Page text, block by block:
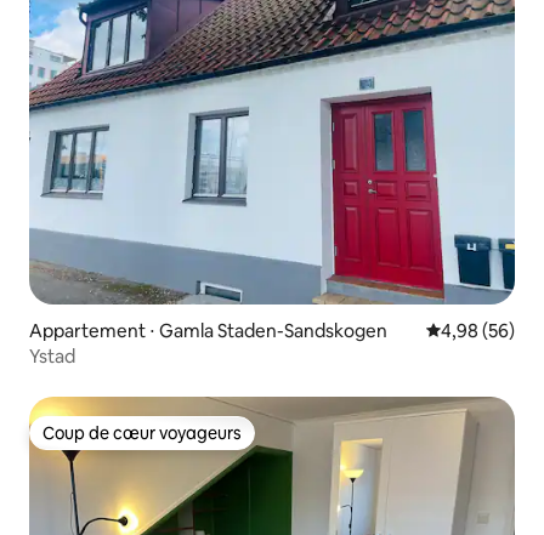
Appartement ⋅ Gamla Staden-Sandskogen Évaluation
4,98 (56)
Ystad
Coup de cœur voyageurs
Coup de cœur voyageurs